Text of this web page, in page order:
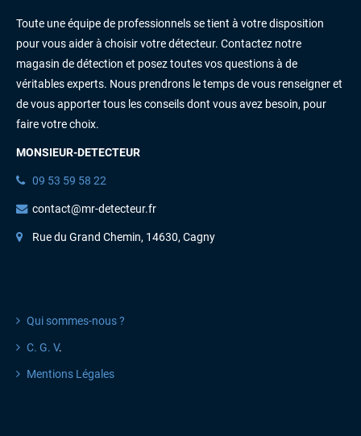
Toute une équipe de professionnels se tient à votre disposition
pour vous aider à choisir votre détecteur. Contactez notre
magasin de détection et posez toutes vos questions à de
véritables experts. Nous prendrons le temps de vous renseigner et
de vous apporter tous les conseils dont vous avez besoin, pour
faire votre choix.
MONSIEUR-DETECTEUR
09 53 59 58 22
contact@mr-detecteur.fr
Rue du Grand Chemin, 14630, Cagny
Qui sommes-nous ?
C. G. V.
Mentions Légales